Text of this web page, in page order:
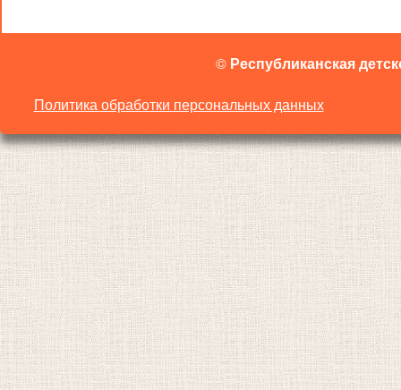
© Республиканская
Политика обработки персональных данных